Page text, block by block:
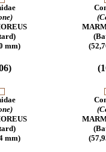
mm)
mm)